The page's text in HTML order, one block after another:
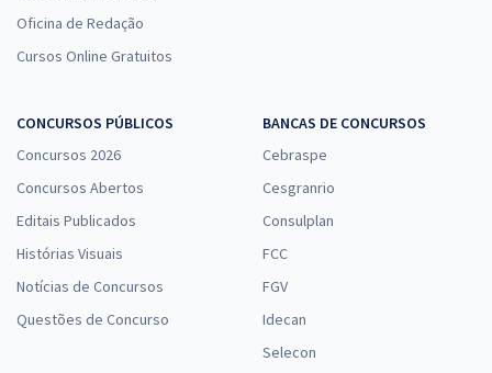
Oficina de Redação
Cursos Online Gratuitos
CONCURSOS PÚBLICOS
Concursos 2026
Concursos Abertos
Editais Publicados
Histórias Visuais
Notícias de Concursos
Questões de Concurso
BANCAS DE CONCURSOS
Cebraspe
Cesgranrio
Consulplan
FCC
FGV
Idecan
Selecon